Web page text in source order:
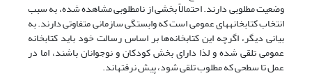
وضعیت مطلوبی دارند. احتمالاً بخشی از نامطلوبی مشاهده شده، به سبب
انتخاب کتابخانه‎های ‎عمومی است که وابستگی سازمانی متفاوتی دارند. به
بیانی دیگر، اگرچه این کتابخانه‌ها بر اساس رسالت خود باید کتابخانه
عمومی تلقی شده و لذا دارای بخش کودکان و نوجوانان باشند، اما در
عمل تا سطحی که مطلوب تلقی شود، پیش نرفته‎اند.